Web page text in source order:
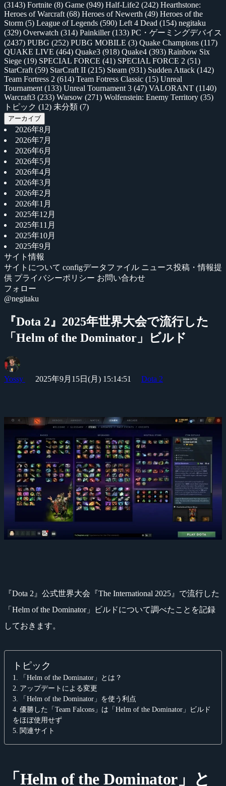
(3143) Fortnite (8) Game (949) Half-Life2 (242) Hearthstone:
Heroes of Warcraft (68) Heroes of Newerth (49) Heroes of the
Storm (5) League of Legends (590) Left 4 Dead (154) negitaku
(329) Overwatch (314) Painkiller(133) PC・ゲーミングデバイス
(2437) PUBG (252) PUBG MOBILE (3) Quake Champions (117)
QUAKE LIVE (464) Quake3 (918) Quake4 (393) Rainbow Six
Siege (19) SPECIAL FORCE (41) SPECIAL FORCE 2 (51)
StarCraft (59) StarCraft II (215) Steam (931) Sudden Attack (142)
Team Fortress 2 (614) Team Fotress Classic (15) Unreal
Tournament (133) Unreal Tournament 3 (47) VALORANT (1140)
Warcraft3 (233) Warsow (271) Wolfenstein: Enemy Territory (35)
トピック (12) 未分類 (7)
アーカイブ
2026年8月
2026年7月
2026年6月
2026年5月
2026年4月
2026年3月
2026年2月
2026年1月
2025年12月
2025年11月
2025年10月
2025年9月
サイト情報
サイトについて configデータファイル ニュース投稿・情報提
供 プライバシーポリシー お問い合わせ
フォロー
@negitaku
『Dota 2』2025年世界大会で流行した
「Helm of the Dominator」ビルド
Yossy 2025年9月15日(月) 15:14:51 Dota 2
『Dota 2』公式世界大会『The International 2025』で流行した
「Helm of the Dominator」ビルドについて調べたことを記録
しておきます。
トピック
「Helm of the Dominator」とは？
アップデートによる変更
「Helm of the Dominator」を使う利点
優勝した「Team Falcons」は「Helm of the Dominator」ビルド
をほぼ使用せず
関連サイト
「Helm of the Dominator」と